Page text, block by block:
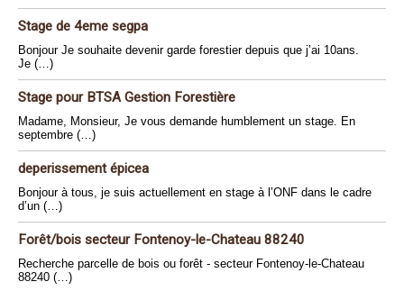
Stage de 4eme segpa
Bonjour Je souhaite devenir garde forestier depuis que j’ai 10ans.
Je (…)
Stage pour BTSA Gestion Forestière
Madame, Monsieur, Je vous demande humblement un stage. En
septembre (…)
deperissement épicea
Bonjour à tous, je suis actuellement en stage à l’ONF dans le cadre
d’un (…)
Forêt/bois secteur Fontenoy-le-Chateau 88240
Recherche parcelle de bois ou forêt - secteur Fontenoy-le-Chateau
88240 (…)